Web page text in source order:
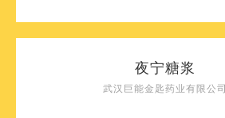
夜宁糖浆
武汉巨能金匙药业有限公司